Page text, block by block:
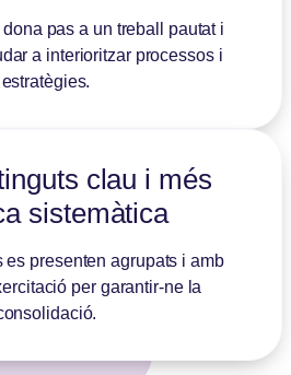
pas a un treball pautat i
a interioritzar processos i
estratègies.
clau i més
sistemàtica
es presenten agrupats i amb
per garantir-ne la